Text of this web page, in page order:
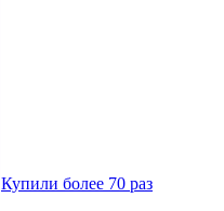
Купили более 70 раз